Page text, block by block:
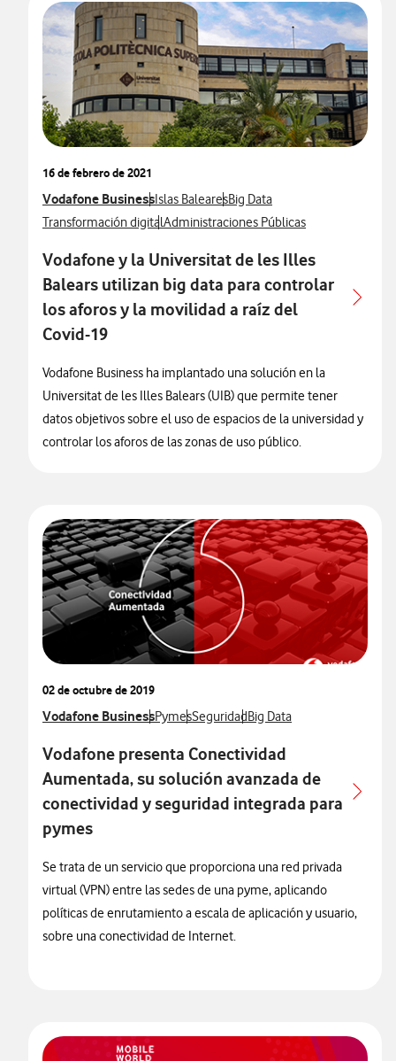
16 de febrero de 2021
Ver más notas de prensa relacionados con
Vodafone BusinessVer más notas de prensa relacionados con
Islas BalearesVer más notas de prensa
Big Data
Ver más notas de prensa relacionados con
Transformación digitalVer más notas de prensa relacionados con
Administraciones Públicas
Vodafone y la Universitat de les Illes
Balears utilizan big data para controlar
los aforos y la movilidad a raíz del
Covid-19
Vodafone Business ha implantado una solución en la
Universitat de les Illes Balears (UIB) que permite tener
datos objetivos sobre el uso de espacios de la universidad y
controlar los aforos de las zonas de uso público.
02 de octubre de 2019
Ver más notas de prensa relacionados con
Vodafone BusinessVer más notas de prensa relacionados con
PymesVer más notas de prensa
SeguridadVer más notas de prensa
Big Data
Vodafone presenta Conectividad
Aumentada, su solución avanzada de
conectividad y seguridad integrada para
pymes
Se trata de un servicio que proporciona una red privada
virtual (VPN) entre las sedes de una pyme, aplicando
políticas de enrutamiento a escala de aplicación y usuario,
sobre una conectividad de Internet.